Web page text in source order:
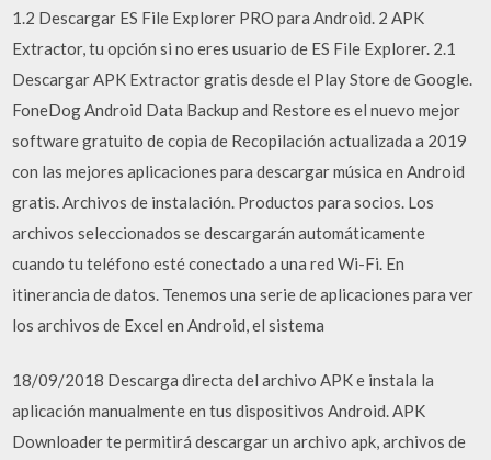
1.2 Descargar ES File Explorer PRO para Android. 2 APK
Extractor, tu opción si no eres usuario de ES File Explorer. 2.1
Descargar APK Extractor gratis desde el Play Store de Google.
FoneDog Android Data Backup and Restore es el nuevo mejor
software gratuito de copia de Recopilación actualizada a 2019
con las mejores aplicaciones para descargar música en Android
gratis. Archivos de instalación. Productos para socios. Los
archivos seleccionados se descargarán automáticamente
cuando tu teléfono esté conectado a una red Wi-Fi. En
itinerancia de datos. Tenemos una serie de aplicaciones para ver
los archivos de Excel en Android, el sistema
18/09/2018 Descarga directa del archivo APK e instala la
aplicación manualmente en tus dispositivos Android. APK
Downloader te permitirá descargar un archivo apk, archivos de